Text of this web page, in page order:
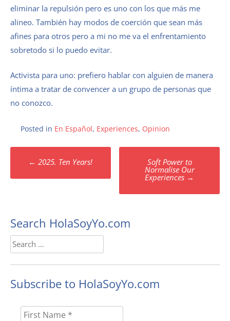
eliminar la repulsión pero es uno con los que más me
alineo. También hay modos de coerción que sean más
afines para otros pero a mi no me va el enfrentamiento
sobretodo si lo puedo evitar.
Activista para uno: prefiero hablar con alguien de manera
íntima a tratar de convencer a un grupo de personas que
no conozco.
Posted in En Español, Experiences, Opinion
Post
navigation
← 2025. Ten Years! Soft Power to
Normalise Our
Experiences →
Search HolaSoyYo.com
Search
for:
Subscribe to HolaSoyYo.com